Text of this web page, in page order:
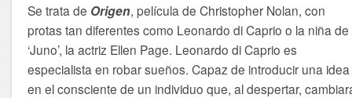
Se trata de Origen, película deChristopher Nolan, con
protas tan diferentes como Leonardo di Caprio o la niña de
‘Juno’, la actriz Ellen Page. Leonardo di Caprio es
especialista en robar sueños. Capaz de introducir una idea
en el consciente de un individuo que, al despertar,